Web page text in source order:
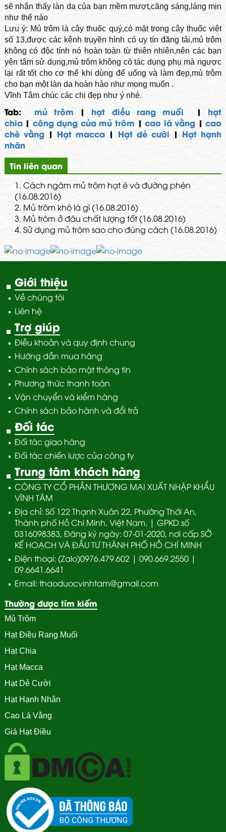
sẽ nhận thấy làn da của bạn mềm mượt,căng sáng,láng mịn
như thế nào
Lưu ý: Mủ trôm là cây thuốc quý,có mặt trong cây thuốc việt
số 13,được các kênh truyền hình có uy tín đăng tải,mủ trôm
không có độc tính nó hoàn toàn từ thiên nhiên,nên các bạn
yên tâm sử dụng,mủ trôm không có tác dụng phụ mà ngược
lại rất tốt cho cơ thể khi dùng để uống và làm đẹp,mủ trôm
cho bạn một làn da hoàn hảo như mong muốn .
Vĩnh Tâm chúc các chị đẹp như ý nhé.
Tab: mủ trôm | hạt điều rang muối | hạt
chia| công dụng của mủ trôm |cao lá vằng |cao
chè vằng | Hạt macca | Hạt dẻ cười | Hạt hạnh
nhân
Tin liên quan
1. Cách ngâm mủ trôm hạt é và đường phèn
(16.08.2016)
2. Mủ trôm khô là gì (16.08.2016)
3. Mủ trôm ở đâu chất lượng tốt (16.08.2016)
4. Sử dụng mủ trôm sao cho đúng cách (16.08.2016)
Giới thiệu
Về chúng tôi
Liên hệ
Trợ giúp
Điều khoản và quy định chung
Hướng dẫn mua hàng
Chính sách bảo mật thông tin
Phương thức thanh toán
Vận chuyển và kiểm hàng
Chính sách bảo hành và đổi trả
Đối tác
Đối tác giao hàng
Đối tác chiến lược của công ty
Trung tâm khách hàng
CÔNG TY CỔ PHẦN THƯƠNG MẠI XUẤT NHẬP KHẨU
VĨNH TÂM
Địa chỉ: Số 122 Thạnh Xuân 22, Phường Thới An,
Thành phố Hồ Chi Minh, Việt Nam. | GPKD số
0316098383, Đăng ký ngày: 07-01-2020, nơi cấp SỞ
KẾ HOẠCH VÀ ĐẦU TƯ THÀNH PHỐ HỒ CHÍ MINH
Điện thoại: (Zalo)0976.479.602 | 090.669.2550 |
09.6641.6641
Email: thaoduocvinhtam@gmail.com
Thường được tím kiếm
Mủ Trôm
Hạt Điều Rang Muối
Hạt Chia
Hạt Macca
Hạt Dẻ Cười
Hạt Hạnh Nhân
Cao Lá Vằng
Giá Hạt Điều